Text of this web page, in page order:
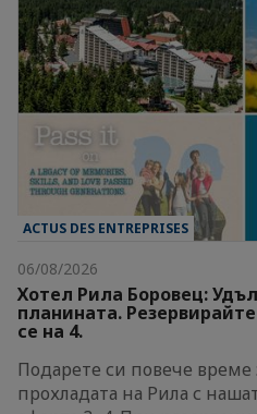
ACTUS DES ENTREPRISES
06/08/2026
Хотел Рила Боровец:
планината.
се на 4.
Подарете си повече време
прохладата на Рила с